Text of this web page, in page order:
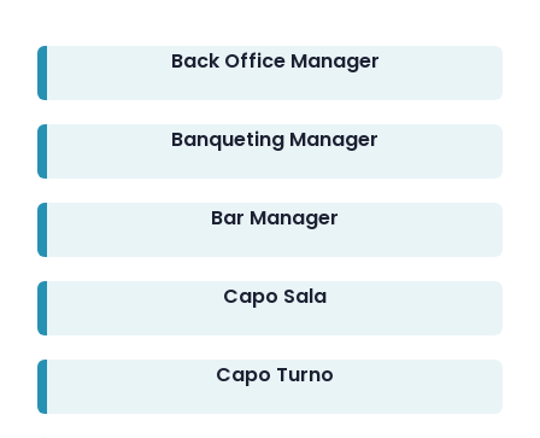
Back Office Manager
Banqueting Manager
Bar Manager
Capo Sala
Capo Turno